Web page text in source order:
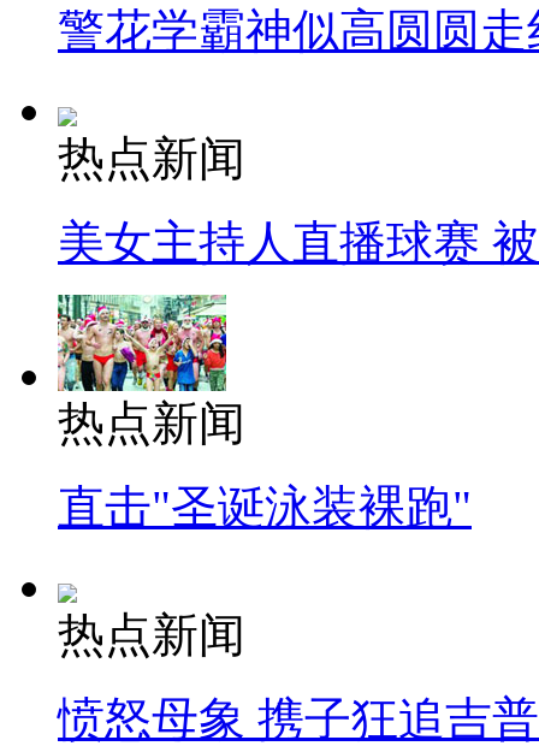
警花学霸神似高圆圆走
热点新闻
美女主持人直播球赛
热点新闻
直击"圣诞泳装裸跑"
热点新闻
愤怒母象 携子狂追吉